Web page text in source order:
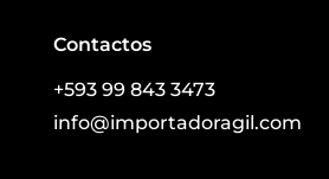
Contactos
+593 99 843 3473
info@importadoragil.com